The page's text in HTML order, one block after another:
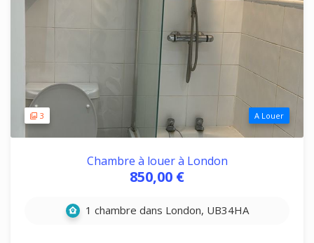
3 A Louer
Chambre à louer à London
850,00 €
1 chambre dans London, UB34HA